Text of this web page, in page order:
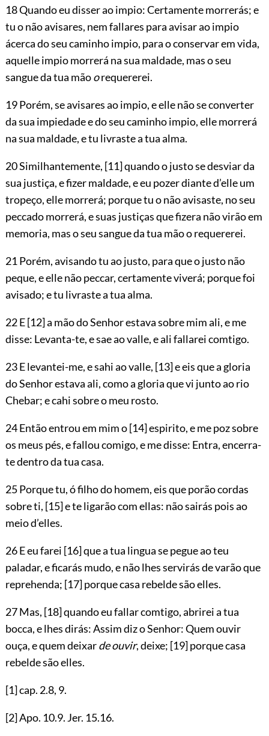
18 Quando eu disser ao impio: Certamente morrerás; e
tu o não avisares, nem fallares para avisar ao impio
ácerca do seu caminho impio, para o conservar em vida,
aquelle impio morrerá na sua maldade, mas o seu
sangue da tua mãoorequererei.
19 Porém, se avisares ao impio, e elle não se converter
da sua impiedade e do seu caminho impio, elle morrerá
na sua maldade, e tu livraste a tua alma.
20 Similhantemente, [11]quando o justo se desviar da
sua justiça, e fizer maldade, e eu pozer diante d’elle um
tropeço, elle morrerá; porque tu o não avisaste, no seu
peccado morrerá, e suas justiças que fizera não virão em
memoria, mas o seu sangue da tua mão o requererei.
21 Porém, avisando tu ao justo, para que o justo não
peque, e elle não peccar, certamente viverá; porque foi
avisado; e tu livraste a tua alma.
22 E[12]a mão do Senhor estava sobre mim ali, e me
disse: Levanta-te, e sae ao valle, e ali fallarei comtigo.
23 E levantei-me, e sahi ao valle, [13]e eis que a gloria
do Senhor estava ali, como a gloria que vi junto ao rio
Chebar; e cahi sobre o meu rosto.
24 Então entrou em mim o[14]espirito, e me poz sobre
os meus pés, e fallou comigo, e me disse: Entra, encerra-
te dentro da tua casa.
25 Porque tu, ó filho do homem, eis que porão cordas
sobre ti, [15]e te ligarão com ellas: não sairás pois ao
meio d’elles.
26 E eu farei [16]que a tua lingua se pegue ao teu
paladar, e ficarás mudo, e não lhes servirás de varão que
reprehenda; [17]porque casa rebelde são elles.
27 Mas, [18]quando eu fallar comtigo, abrirei a tua
bocca, e lhes dirás: Assim diz o Senhor: Quem ouvir
ouça, e quem deixarde ouvir, deixe; [19]porque casa
rebelde são elles.
[1]cap. 2.8, 9.
[2]Apo. 10.9. Jer. 15.16.